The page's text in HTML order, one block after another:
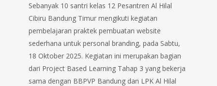
Sebanyak 10 santri kelas 12 Pesantren Al Hilal
Cibiru Bandung Timur mengikuti kegiatan
pembelajaran praktek pembuatan website
sederhana untuk personal branding, pada Sabtu,
18 Oktober 2025. Kegiatan ini merupakan bagian
dari Project Based Learning Tahap 3 yang bekerja
sama dengan BBPVP Bandung dan LPK Al Hilal